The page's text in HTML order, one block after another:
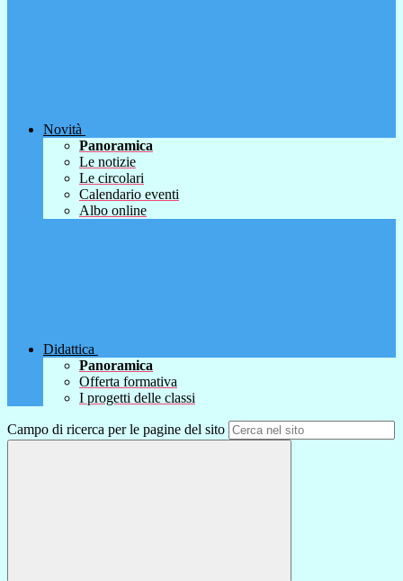
Novità
Panoramica
Le notizie
Le circolari
Calendario eventi
Albo online
Didattica
Panoramica
Offerta formativa
I progetti delle classi
Campo di ricerca per le pagine del sito